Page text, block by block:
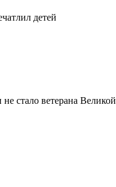
детей
стало ветерана Великой